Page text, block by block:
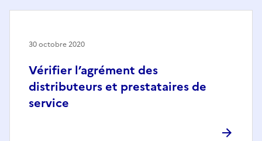
Vérifier l’agrément des
distributeurs et prestataires de
service
30 octobre 2020